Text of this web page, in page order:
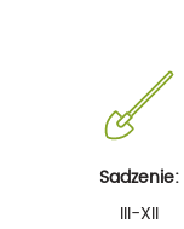
Sadzenie:
III-XII